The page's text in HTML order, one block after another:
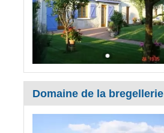
Domaine de la bregellerie